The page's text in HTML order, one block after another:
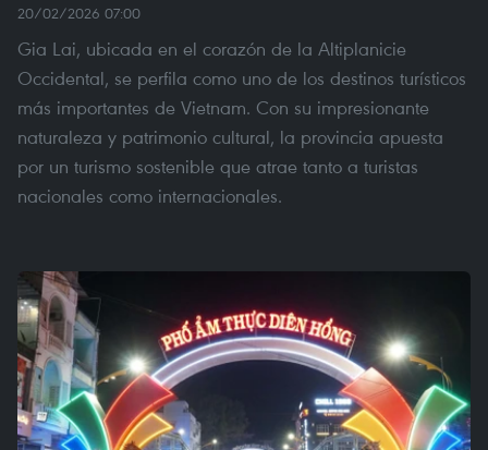
20/02/2026 07:00
Gia Lai, ubicada en el corazón de la Altiplanicie
Occidental, se perfila como uno de los destinos turísticos
más importantes de Vietnam. Con su impresionante
naturaleza y patrimonio cultural, la provincia apuesta
por un turismo sostenible que atrae tanto a turistas
nacionales como internacionales.